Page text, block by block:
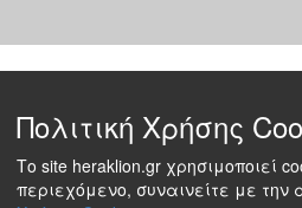
Πολιτική Χρήσης
Το site heraklion.gr χρησιμοποιεί
περιεχόμενο, συναινείτε με την